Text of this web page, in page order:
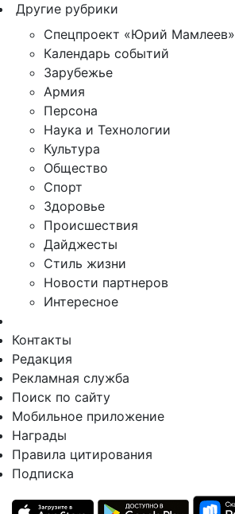
Другие рубрики
Спецпроект «Юрий Мамлеев»
Календарь событий
Зарубежье
Армия
Персона
Наука и Технологии
Культура
Общество
Спорт
Здоровье
Происшествия
Дайджесты
Стиль жизни
Новости партнеров
Интересное
Контакты
Редакция
Рекламная служба
Поиск по сайту
Мобильное приложение
Награды
Правила цитирования
Подписка